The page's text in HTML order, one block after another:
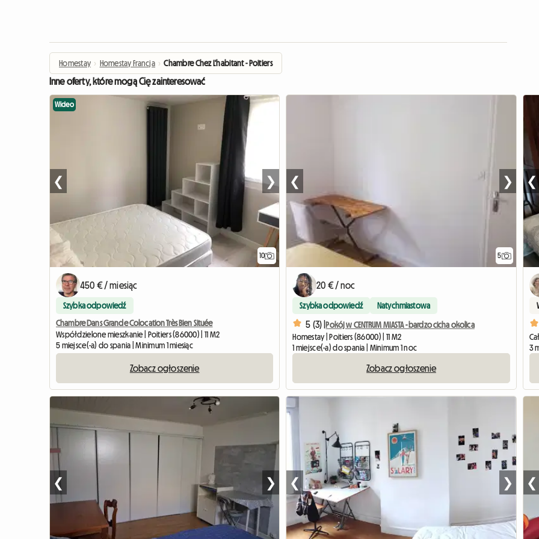
Homestay › Homestay Francja › Chambre Chez L'habitant - Poitiers
Inne oferty, które mogą Cię zainteresować
10
Wideo
❮ ❯
450 € / miesiąc
Szybka odpowiedź
Chambre Dans Grande Colocation Très Bien Située
Współdzielone mieszkanie | Poitiers (86000) | 11 M2
5 miejsce(-a) do spania | Minimum 1 miesiąc
Zobacz ogłoszenie
5
❮ ❯
20 € / noc
Szybka odpowiedź Natychmiastowa
5 (3) |Pokój w CENTRUM MIASTA - bardzo cicha okolica
Homestay | Poitiers (86000) | 11 M2
1 miejsce(-a) do spania | Minimum 1 noc
Zobacz ogłoszenie
❮
3
❮ ❯ ❮ ❯ ❮